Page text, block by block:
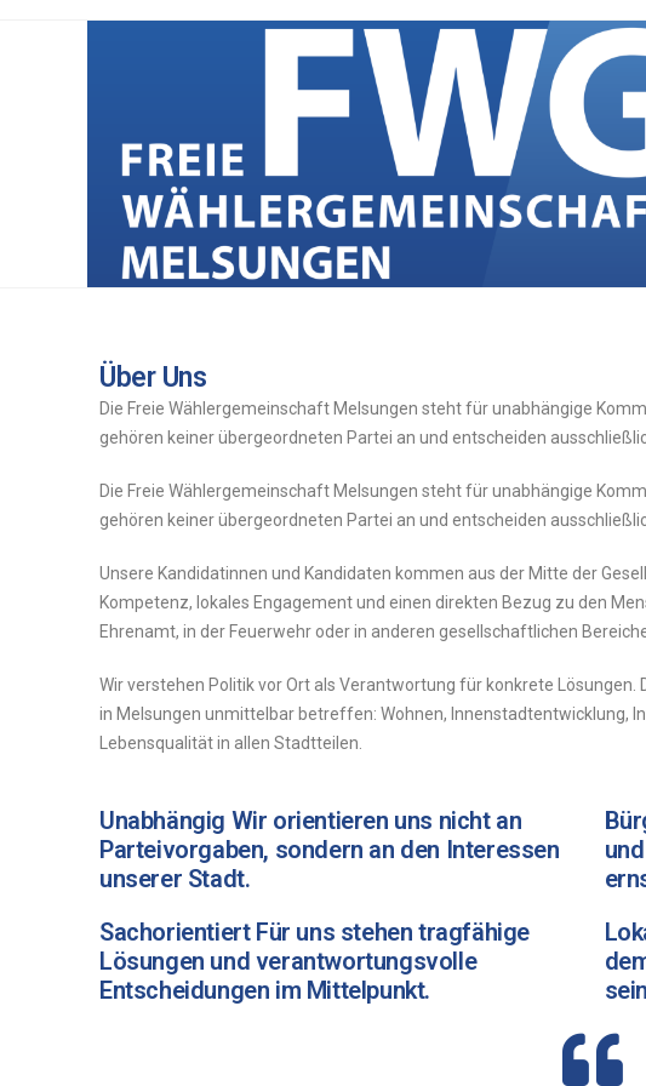
Über Uns
Die Freie Wählergemeinschaft Melsungen steht für unabhängige
gehören keiner übergeordneten Partei an und entscheiden
Die Freie Wählergemeinschaft Melsungen stehtfürunabhängige
gehören keinerübergeordneten Partei an und entscheiden
Unsere Kandidatinnen und Kandidaten kommen aus der Mitte der
Kompetenz, lokales Engagementund einen direkten Bezug zu den
Ehrenamt, in der Feuerwehr oderin anderen gesellschaftlichen
Wirverstehen PolitikvorOrt als Verantwortung für konkrete Lösungen.
in Melsungen unmittelbar betreffen: Wohnen, Innenstadtentwicklung,
Lebensqualitätin allen Stadtteilen.
Unabhängig Wir orientieren uns nicht an
Parteivorgaben, sondern an den Interessen
unserer Stadt.
Sachorientiert Für uns stehen tragfähige
Lösungen und verantwortungsvolle
Entscheidungen im Mittelpunkt.